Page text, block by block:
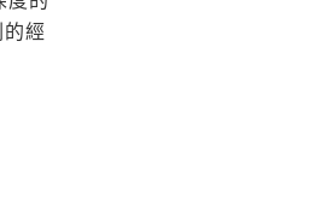
經